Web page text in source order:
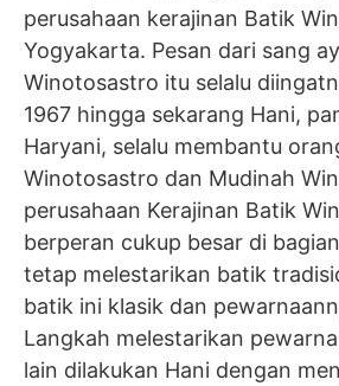
perusahaan kerajinan Batik
Yogyakarta. Pesan dari sang
Winotosastro itu selalu
1967 hingga sekarang Hani,
Haryani, selalu membantu
Winotosastro dan Mudinah
perusahaan Kerajinan Batik
berperan cukup besar di
tetap melestarikan batik
batik ini klasik dan
Langkah melestarikan
lain dilakukan Hani dengan